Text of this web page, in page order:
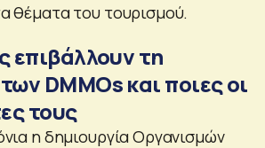
θέματα του τουρισμού.
επιβάλλουν τη
DMΜOs και ποιες οι
τους
η δημιουργία Οργανισμών